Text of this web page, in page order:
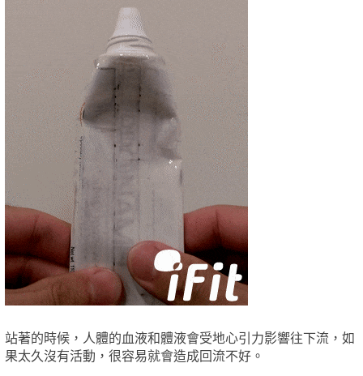
站著的時候，人體的血液和體液會受地心引力影響往下流，如
果太久沒有活動，很容易就會造成回流不好。